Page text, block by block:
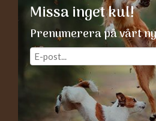
Missa inget kul!
Prenumerera på vårt